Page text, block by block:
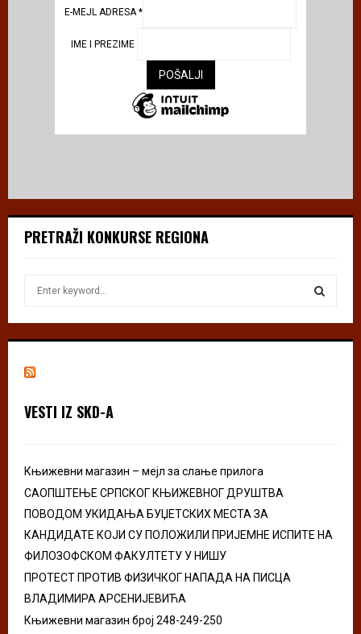
E-MEJL ADRESA *
IME I PREZIME
PRETRAŽI KONKURSE REGIONA
h
r
S
VESTI IZ SKD-A
Књижевни магазин – мејл за слање прилога
САОПШТЕЊЕ СРПСКОГ КЊИЖЕВНОГ ДРУШТВА
ПОВОДОМ УКИДАЊА БУЏЕТСКИХ МЕСТА ЗА
КАНДИДАТЕ КОЈИ СУ ПОЛОЖИЛИ ПРИЈЕМНЕ ИСПИТЕ НА
ФИЛОЗОФСКОМ ФАКУЛТЕТУ У НИШУ
ПРОТЕСТ ПРОТИВ ФИЗИЧКОГ НАПАДА НА ПИСЦА
ВЛАДИМИРА АРСЕНИЈЕВИЋА
Књижевни магазин број 248-249-250